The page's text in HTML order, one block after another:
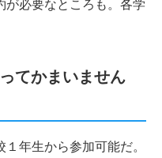
が必要なところも。各学
てかまいません
年生から参加可能だ。